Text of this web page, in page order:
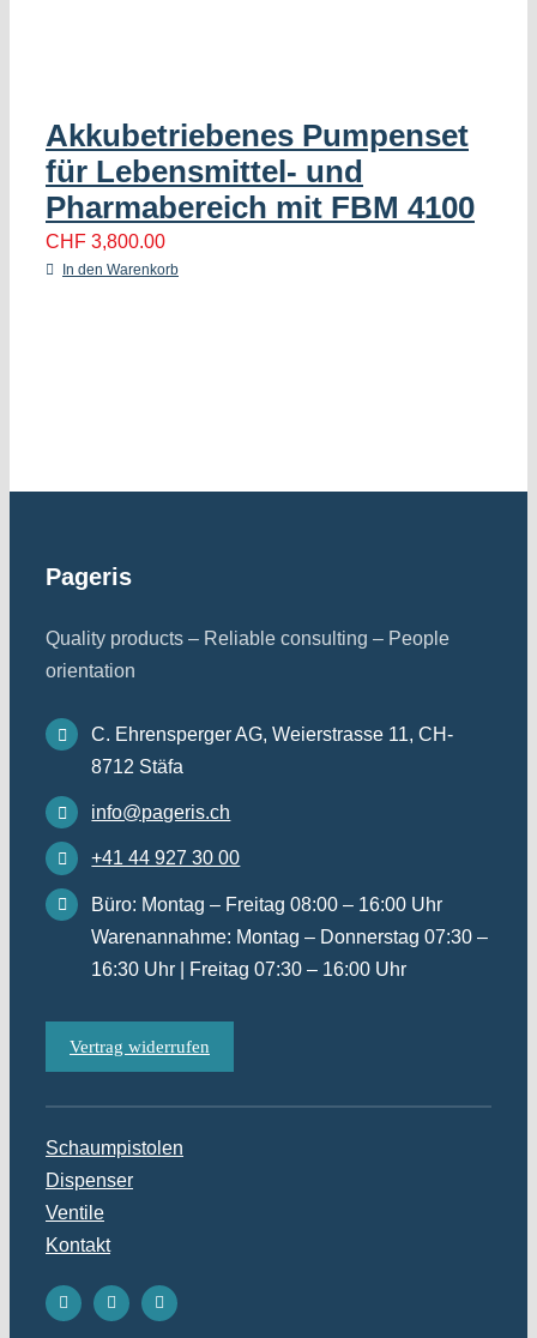
Akkubetriebenes Pumpenset
für Lebensmittel- und
Pharmabereich mit FBM 4100
CHF 3,800.00
In den Warenkorb
Pageris
Quality products – Reliable consulting – People
orientation
C. Ehrensperger AG, Weierstrasse 11, CH-
8712 Stäfa
info@pageris.ch
+41 44 927 30 00
Büro: Montag – Freitag 08:00 – 16:00 Uhr
Warenannahme: Montag – Donnerstag 07:30 –
16:30 Uhr | Freitag 07:30 – 16:00 Uhr
Vertrag widerrufen
Schaumpistolen
Dispenser
Ventile
Kontakt